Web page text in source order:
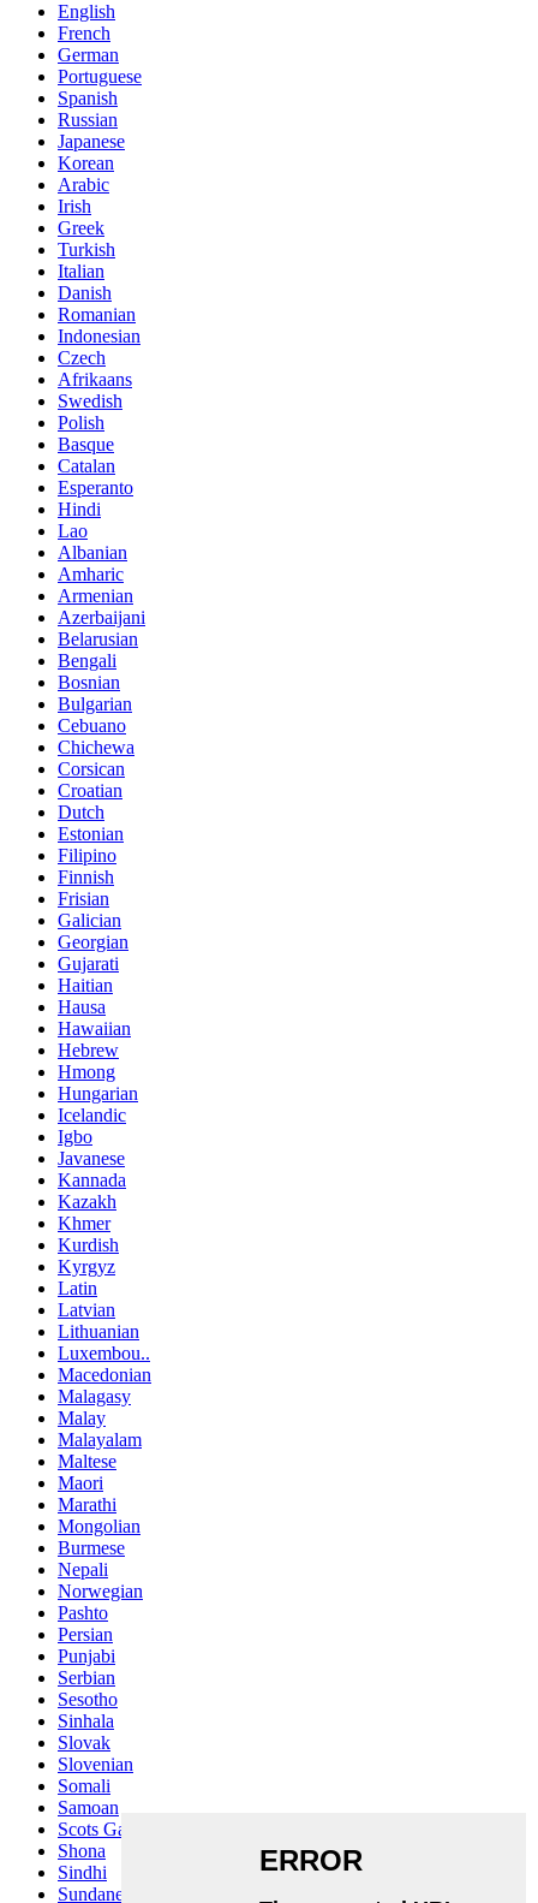
English
French
German
Portuguese
Spanish
Russian
Japanese
Korean
Arabic
Irish
Greek
Turkish
Italian
Danish
Romanian
Indonesian
Czech
Afrikaans
Swedish
Polish
Basque
Catalan
Esperanto
Hindi
Lao
Albanian
Amharic
Armenian
Azerbaijani
Belarusian
Bengali
Bosnian
Bulgarian
Cebuano
Chichewa
Corsican
Croatian
Dutch
Estonian
Filipino
Finnish
Frisian
Galician
Georgian
Gujarati
Haitian
Hausa
Hawaiian
Hebrew
Hmong
Hungarian
Icelandic
Igbo
Javanese
Kannada
Kazakh
Khmer
Kurdish
Kyrgyz
Latin
Latvian
Lithuanian
Luxembou..
Macedonian
Malagasy
Malay
Malayalam
Maltese
Maori
Marathi
Mongolian
Burmese
Nepali
Norwegian
Pashto
Persian
Punjabi
Serbian
Sesotho
Sinhala
Slovak
Slovenian
Somali
Samoan
Scots Gaelic
Shona
Sindhi
Sundanese